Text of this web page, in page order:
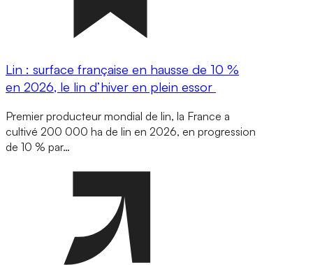
Lin : surface française en hausse de 10 %
en 2026, le lin d’hiver en plein essor
Premier producteur mondial de lin, la France a
cultivé 200 000 ha de lin en 2026, en progression
de 10 % par…